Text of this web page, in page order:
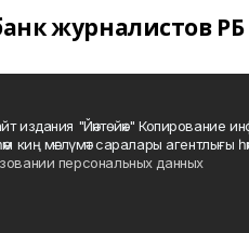
журналистов РБ
издания "Йәнтөйәк" Копирование
киң мәғлүмәт саралары агентлығы
персональных данных